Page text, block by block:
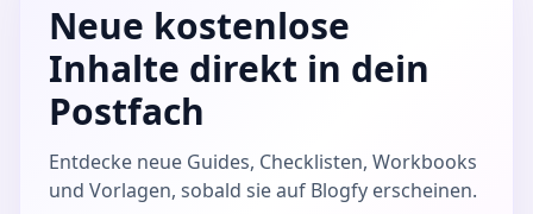
Neue kostenlose
Inhalte direkt in dein
Postfach
Entdecke neue Guides, Checklisten, Workbooks
und Vorlagen, sobald sie auf Blogfy erscheinen.